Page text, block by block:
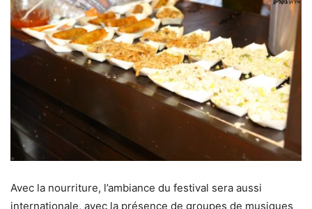
Avec la nourriture, l’ambiance du festival sera aussi
internationale, avec la présence de groupes de musiques